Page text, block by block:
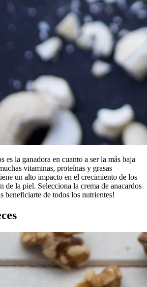
es la ganadora en cuanto a ser la más baja
vitaminas, proteínas y grasas
un alto impacto en el crecimiento de los
de la piel. Selecciona la crema de anacardos
beneficiarte de todos los nutrientes!